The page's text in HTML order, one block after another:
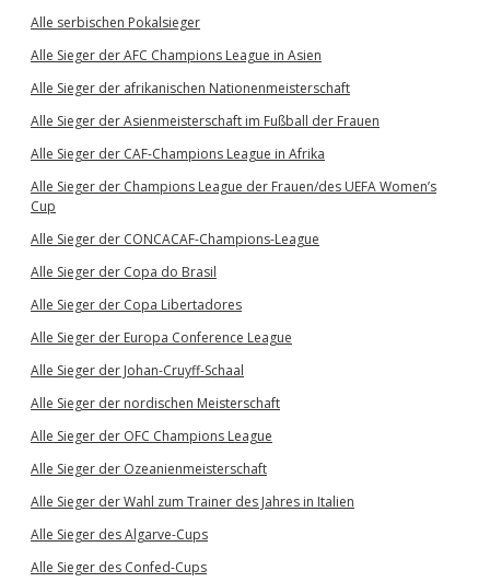
Alle serbischen Pokalsieger
Alle Sieger der AFC Champions League in Asien
Alle Sieger der afrikanischen Nationenmeisterschaft
Alle Sieger der Asienmeisterschaft im Fußball der Frauen
Alle Sieger der CAF-Champions League in Afrika
Alle Sieger der Champions League der Frauen/des UEFA Women’s
Cup
Alle Sieger der CONCACAF-Champions-League
Alle Sieger der Copa do Brasil
Alle Sieger der Copa Libertadores
Alle Sieger der Europa Conference League
Alle Sieger der Johan-Cruyff-Schaal
Alle Sieger der nordischen Meisterschaft
Alle Sieger der OFC Champions League
Alle Sieger der Ozeanienmeisterschaft
Alle Sieger der Wahl zum Trainer des Jahres in Italien
Alle Sieger des Algarve-Cups
Alle Sieger des Confed-Cups